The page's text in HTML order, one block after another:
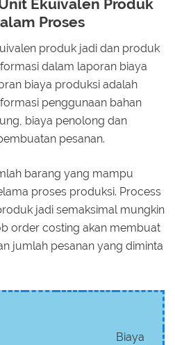
Ekuivalen Produk
Proses
produk jadi dan produk
dalam laporan biaya
biaya produksi adalah
penggunaan bahan
biaya penolong dan
pesanan.
barang yang mampu
proses produksi. Process
jadi semaksimal mungkin
order costing akan membuat
jumlah pesanan yang diminta
Biaya